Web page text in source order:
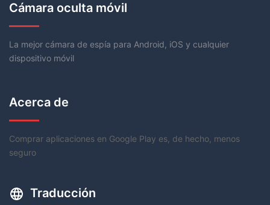
Cámara oculta móvil
La mejor cámara de espía para Android, iOS y cualquier
dispositivo móvil
Acerca de
Comprar aplicaciones en Google Play es, de hecho, menos
seguro
Traducción